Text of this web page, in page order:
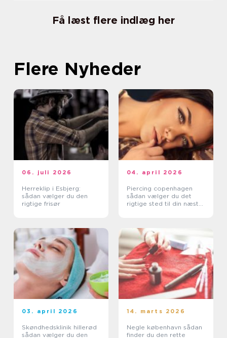
Få læst flere indlæg her
Flere Nyheder
06. juli 2026
Herreklip i Esbjerg:
sådan vælger du den
rigtige frisør
04. april 2026
Piercing copenhagen
sådan vælger du det
rigtige sted til din næste
03. april 2026
Skøndhedsklinik hillerød
sådan vælger du den
14. marts 2026
Negle københavn sådan
finder du den rette